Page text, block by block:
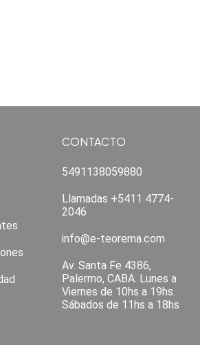
CONTACTO
5491138059880
Llamadas +5411 4774-
2046
info@e-teorema.com
Av. Santa Fe 4386,
Palermo, CABA. Lunes a
Viernes de 10hs a 19hs.
Sábados de 11hs a 18hs